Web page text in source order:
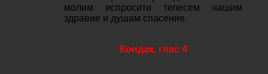
молим испросити телесем нашим
здравие и душам спасение.
Кондак, глас 4